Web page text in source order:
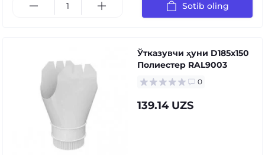
Sotib oling
Ўтказувчи ҳуни D185х150
Полиестер RAL9003
0
139.14 UZS